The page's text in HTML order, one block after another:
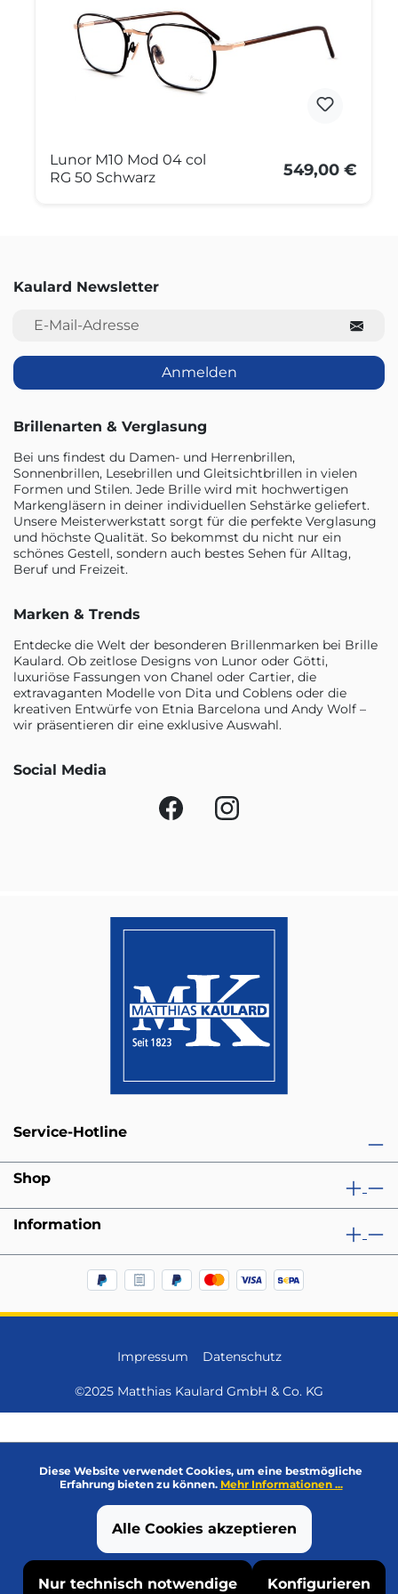
Lunor M10 Mod 04 col
RG 50 Schwarz
549,00 €
Kaulard Newsletter
E-Mail-Adresse
Anmelden
Brillenarten & Verglasung
Bei uns findest du Damen- und Herrenbrillen,
Sonnenbrillen, Lesebrillen und Gleitsichtbrillen in vielen
Formen und Stilen. Jede Brille wird mit hochwertigen
Markengläsern in deiner individuellen Sehstärke geliefert.
Unsere Meisterwerkstatt sorgt für die perfekte Verglasung
und höchste Qualität. So bekommst du nicht nur ein
schönes Gestell, sondern auch bestes Sehen für Alltag,
Beruf und Freizeit.
Marken & Trends
Entdecke die Welt der besonderen Brillenmarken bei Brille
Kaulard. Ob zeitlose Designs von Lunor oder Götti,
luxuriöse Fassungen von Chanel oder Cartier, die
extravaganten Modelle von Dita und Coblens oder die
kreativen Entwürfe von Etnia Barcelona und Andy Wolf –
wir präsentieren dir eine exklusive Auswahl.
Social Media
Service-Hotline
Shop
Information
Impressum Datenschutz
©2025 Matthias Kaulard GmbH & Co. KG
Diese Website verwendet Cookies, um eine bestmögliche
Erfahrung bieten zu können. Mehr Informationen ...
Nur technisch notwendige Konfigurieren
Alle Cookies akzeptieren